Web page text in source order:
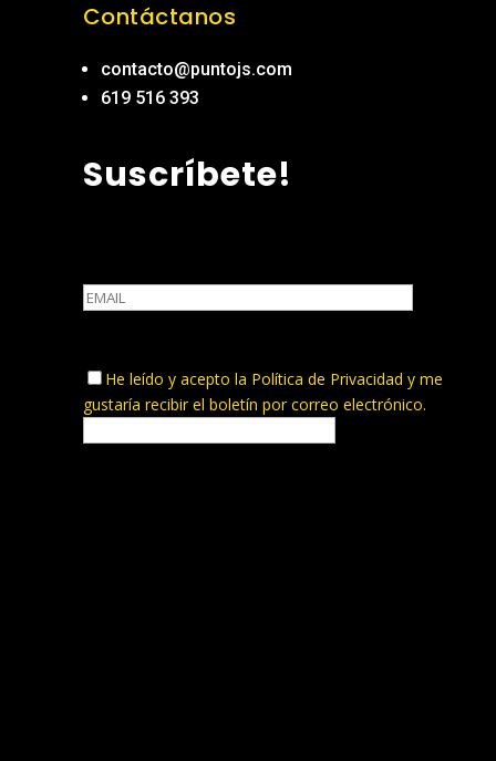
Contáctanos
contacto@puntojs.com
619 516 393
Suscríbete!
He leído y acepto la Política de Privacidad y me
gustaría recibir el boletín por correo electrónico.